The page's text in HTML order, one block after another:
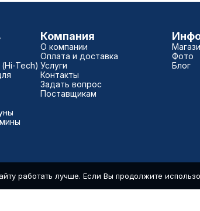
Tech)
Компания
О компании
Оплата и доставка
Услуги
Контакты
Задать вопрос
Поставщикам
Фото
Блог
работать лучше. Если Вы продолжите